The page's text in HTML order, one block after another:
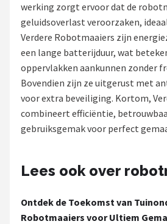
Onkruidbranders
Shop
To the South
GARDENA
Husqvarna
Bosch
werking zorgt ervoor dat de
geluidsoverlast veroorzaken,
Verdere Robotmaaiers zijn
een lange batterijduur, wat
oppervlakken aankunnen zonder
Bovendien zijn ze uitgerust met
voor extra beveiliging. Kortom,
combineert efficiëntie,
gebruiksgemak voor perfect
Lees ook over
Ontdek de Toekomst van
Robotmaaiers voor Ultiem